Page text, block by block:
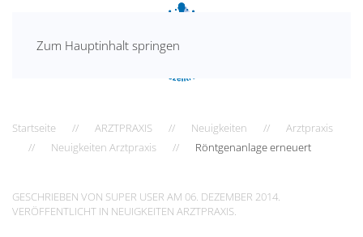
Zum Hauptinhalt springen
Startseite ARZTPRAXIS Neuigkeiten
Arztpraxis
Neuigkeiten Arztpraxis
Röntgenanlage erneuert
GESCHRIEBEN VON SUPER USER AM 06. DEZEMBER 2014.
VERÖFFENTLICHT IN NEUIGKEITEN ARZTPRAXIS.